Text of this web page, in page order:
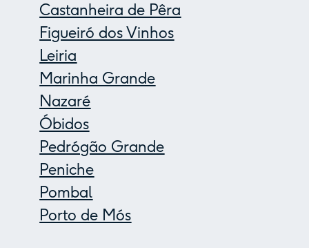
Castanheira de Pêra
Figueiró dos Vinhos
Leiria
Marinha Grande
Nazaré
Óbidos
Pedrógão Grande
Peniche
Pombal
Porto de Mós